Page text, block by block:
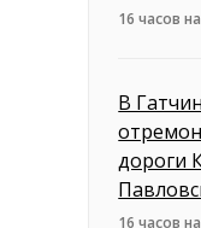
16 часов
В
дороги
16 часов